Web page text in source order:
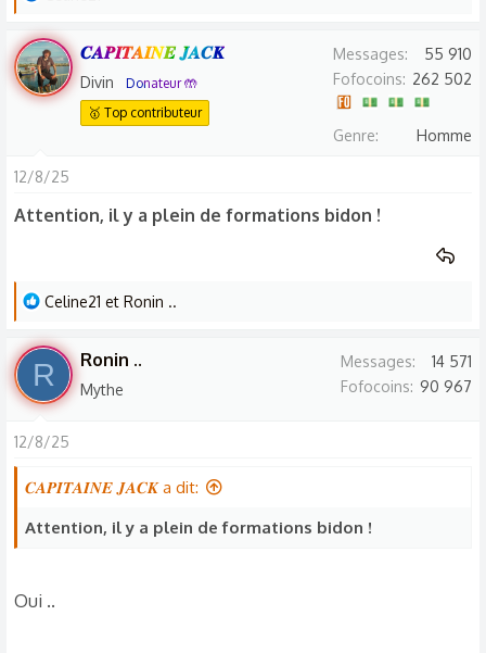
s
r
é
t
o
𝑪𝑨𝑷𝑰𝑻𝑨𝑰𝑵𝑬 𝑱𝑨𝑪𝑲
Divin
Donateur 🤲
🥇 Top contributeur
Messages
55 910
Fofocoins
262 502
Genre Homme
12/8/25
Attention, il y a plein de formations bidon !
L
s
r
é
c
o
Celine21 et Ronin ..
R Ronin ..
Mythe
Messages
14 571
Fofocoins 90 967
12/8/25
𝑪𝑨𝑷𝑰𝑻𝑨𝑰𝑵𝑬 𝑱𝑨𝑪𝑲 a dit:
Attention, il y a plein de formations bidon !
Oui ..